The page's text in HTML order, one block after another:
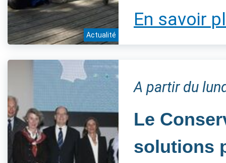
Actualité
En savoir
A partir du
Le
solutions